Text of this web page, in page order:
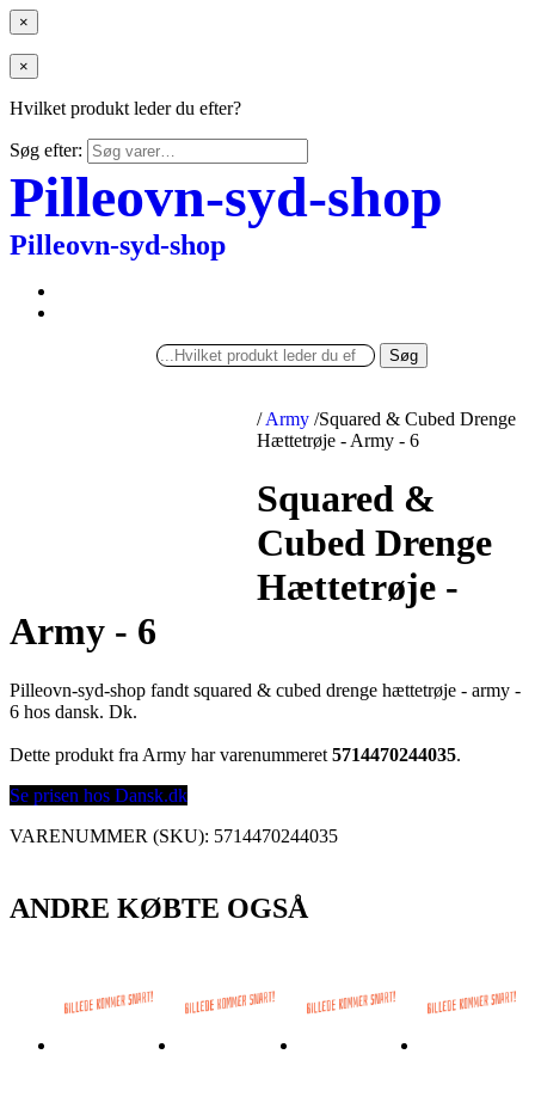
×
×
Hvilket produkt leder du efter?
Søg efter:
Pilleovn-syd-shop
Pilleovn-syd-shop
Søg
/ Army /Squared & Cubed Drenge
Hættetrøje - Army - 6
Squared &
Cubed Drenge
Hættetrøje -
Army - 6
Pilleovn-syd-shop fandt squared & cubed drenge hættetrøje - army -
6 hos dansk. Dk.
Dette produkt fra Army har varenummeret 5714470244035.
Se prisen hos Dansk.dk
VARENUMMER (SKU): 5714470244035
ANDRE KØBTE OGSÅ